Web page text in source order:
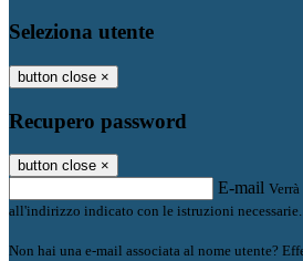
Seleziona utente
button close ×
Recupero password
button close ×
E-mail
all'indirizzo indicato con le istruzioni necessarie.
Non hai una e-mail associata al nome utente?